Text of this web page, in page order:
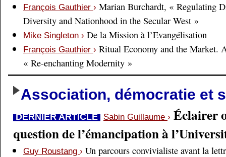
François Gauthier › Marian Burchardt, « Regulating
Diversity and Nationhood in the Secular West »
Mike Singleton › De la Mission à l’Evangélisation
François Gauthier › Ritual Economy and the Market.
« Re-enchanting Modernity »
Association, démocratie et
DERNIER ARTICLE Sabin Guillaume › Éclairer
question de l’émancipation à
Guy Roustang › Un parcours convivialiste avant la